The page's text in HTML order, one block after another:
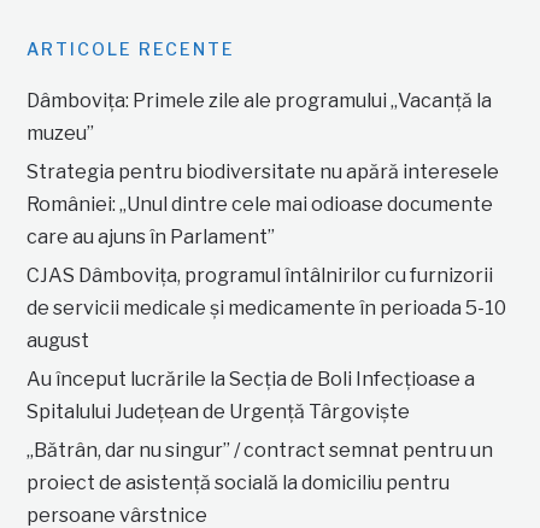
ARTICOLE RECENTE
Dâmbovița: Primele zile ale programului „Vacanță la
muzeu”
Strategia pentru biodiversitate nu apără interesele
României: „Unul dintre cele mai odioase documente
care au ajuns în Parlament”
CJAS Dâmbovița, programul întâlnirilor cu furnizorii
de servicii medicale și medicamente în perioada 5-10
august
Au început lucrările la Secția de Boli Infecțioase a
Spitalului Județean de Urgență Târgoviște
„Bătrân, dar nu singur” / contract semnat pentru un
proiect de asistență socială la domiciliu pentru
persoane vârstnice